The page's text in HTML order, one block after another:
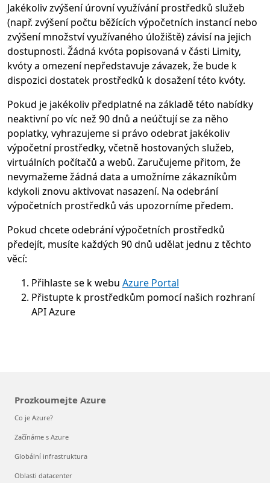
Jakékoliv zvýšení úrovní využívání prostředků služeb
(např. zvýšení počtu běžících výpočetních instancí nebo
zvýšení množství využívaného úložiště) závisí na jejich
dostupnosti. Žádná kvóta popisovaná v části Limity,
kvóty a omezení nepředstavuje závazek, že bude k
dispozici dostatek prostředků k dosažení této kvóty.
Pokud je jakékoliv předplatné na základě této nabídky
neaktivní po víc než 90 dnů a neúčtují se za něho
poplatky, vyhrazujeme si právo odebrat jakékoliv
výpočetní prostředky, včetně hostovaných služeb,
virtuálních počítačů a webů. Zaručujeme přitom, že
nevymažeme žádná data a umožníme zákazníkům
kdykoli znovu aktivovat nasazení. Na odebrání
výpočetních prostředků vás upozorníme předem.
Pokud chcete odebrání výpočetních prostředků
předejít, musíte každých 90 dnů udělat jednu z těchto
věcí:
Přihlaste se k webu Azure Portal
Přistupte k prostředkům pomocí našich rozhraní
API Azure
Prozkoumejte Azure
Co je Azure?
Začínáme s Azure
Globální infrastruktura
Oblasti datacenter